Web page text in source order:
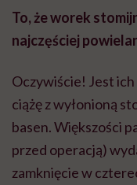
To, że worek
najczęściej
Oczywiście! Jest
ciążę z wyłonioną
basen. Większości
przed operacją)
zamknięcie w